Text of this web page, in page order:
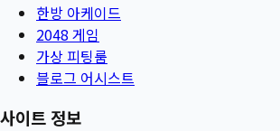
한방 아케이드
2048 게임
가상 피팅룸
블로그 어시스트
사이트 정보